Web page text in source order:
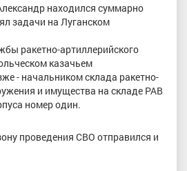
находился суммарно
задачи на Луганском
ракетно-артиллерийского
казачьем
- начальником склада ракетно-
и имущества на складе РАВ
номер один.
проведения СВО отправился и